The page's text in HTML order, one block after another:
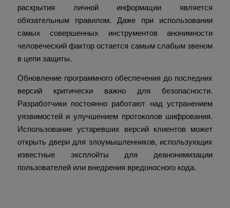
раскрытия личной информации является
обязательным правилом. Даже при использовании
самых совершенных инструментов анонимности
человеческий фактор остается самым слабым звеном
в цепи защиты.
Обновление программного обеспечения до последних
версий критически важно для безопасности.
Разработчики постоянно работают над устранением
уязвимостей и улучшением протоколов шифрования.
Использование устаревших версий клиентов может
открыть двери для злоумышленников, использующих
известные эксплойты для деанонимизации
пользователей или внедрения вредоносного кода.